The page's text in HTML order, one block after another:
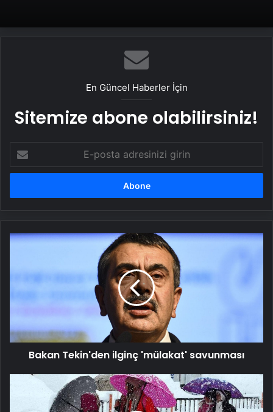
En Güncel Haberler İçin
Sitemize abone olabilirsiniz!
posta
adresinizi
Bakan
savunması
Bakan Tekin'den ilginç 'mülakat' savunması